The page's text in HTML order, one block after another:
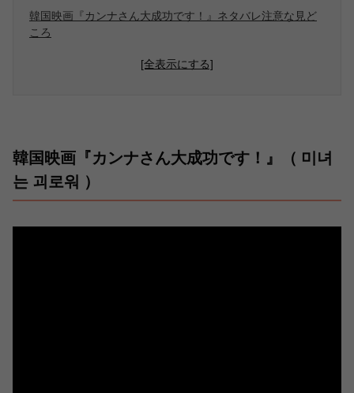
韓国映画『カンナさん大成功です！』ネタバレ注意な見ど
ころ
[全表示にする]
韓国映画『カンナさん大成功です！』（ 미녀
는 괴로워 ）